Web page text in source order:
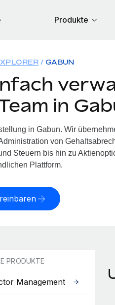
Produkte
GABUN
in
in Gabun. Wir
von
Steuern bis hin zu
Plattform.
PRODUKTE
Management